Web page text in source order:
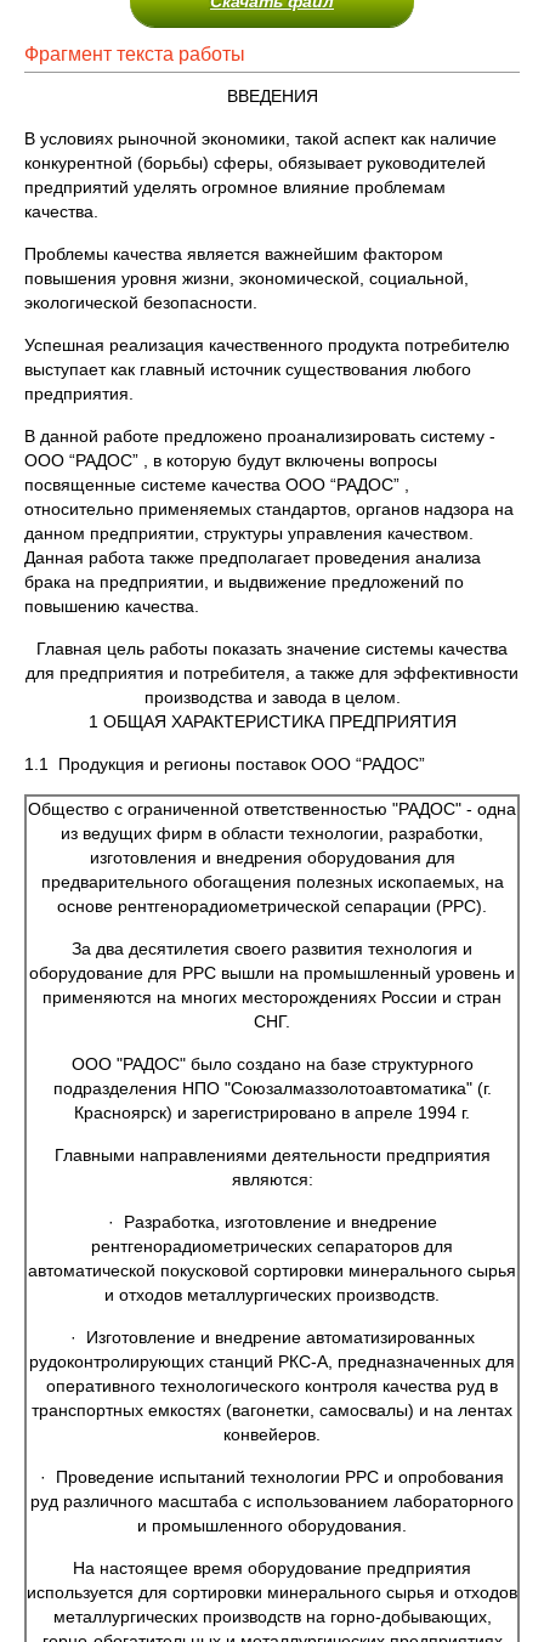
Фрагмент текста работы
ВВЕДЕНИЯ
В условиях рыночной экономики, такой аспект как наличие
конкурентной (борьбы) сферы, обязывает руководителей
предприятий уделять огромное влияние проблемам
качества.
Проблемы качества является важнейшим фактором
повышения уровня жизни, экономической, социальной,
экологической безопасности.
Успешная реализация качественного продукта потребителю
выступает как главный источник существования любого
предприятия.
В данной работе предложено проанализировать систему -
ООО “РАДОС” , в которую будут включены вопросы
посвященные системе качества ООО “РАДОС” ,
относительно применяемых стандартов, органов надзора на
данном предприятии, структуры управления качеством.
Данная работа также предполагает проведения анализа
брака на предприятии, и выдвижение предложений по
повышению качества.
Главная цель работы показать значение системы качества
для предприятия и потребителя, а также для эффективности
производства и завода в целом.
1 ОБЩАЯ ХАРАКТЕРИСТИКА ПРЕДПРИЯТИЯ
1.1 Продукция и регионы поставок ООО “РАДОС”
Общество с ограниченной ответственностью "РАДОС" - одна
из ведущих фирм в области технологии, разработки,
изготовления и внедрения оборудования для
предварительного обогащения полезных ископаемых, на
основе рентгенорадиометрической сепарации (РРС).
За два десятилетия своего развития технология и
оборудование для РРС вышли на промышленный уровень и
применяются на многих месторождениях России и стран
СНГ.
ООО "РАДОС" было создано на базе структурного
подразделения НПО "Союзалмаззолотоавтоматика" (г.
Красноярск) и зарегистрировано в апреле 1994 г.
Главными направлениями деятельности предприятия
являются:
· Разработка, изготовление и внедрение
рентгенорадиометрических сепараторов для
автоматической покусковой сортировки минерального сырья
и отходов металлургических производств.
· Изготовление и внедрение автоматизированных
рудоконтролирующих станций РКС-А, предназначенных для
оперативного технологического контроля качества руд в
транспортных емкостях (вагонетки, самосвалы) и на лентах
конвейеров.
· Проведение испытаний технологии РРС и опробования
руд различного масштаба с использованием лабораторного
и промышленного оборудования.
На настоящее время оборудование предприятия
используется для сортировки минерального сырья и отходов
металлургических производств на горно-добывающих,